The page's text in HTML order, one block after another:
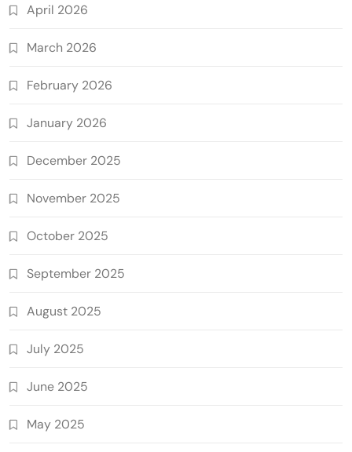
April 2026
March 2026
February 2026
January 2026
December 2025
November 2025
October 2025
September 2025
August 2025
July 2025
June 2025
May 2025